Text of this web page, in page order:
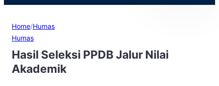
Home/Humas
Humas
Hasil Seleksi PPDB Jalur Nilai
Akademik